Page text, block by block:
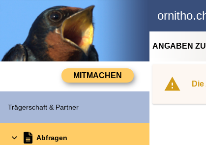
Trägerschaft & Partner
Abfragen
ANGABEN